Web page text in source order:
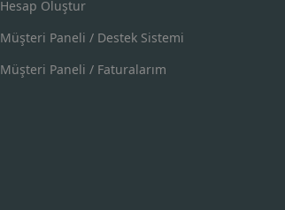
Hesap Oluştur
Müşteri Paneli / Destek Sistemi
Müşteri Paneli / Faturalarım